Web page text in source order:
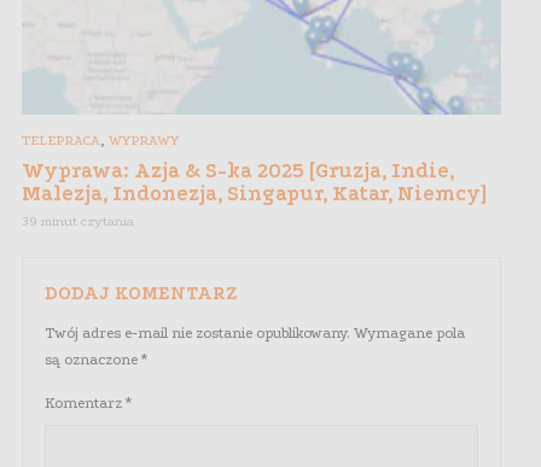
TELEPRACA, WYPRAWY
Wyprawa: Azja & S-ka 2025 [Gruzja, Indie,
Malezja, Indonezja, Singapur, Katar, Niemcy]
39 minut czytania
DODAJ KOMENTARZ
Twój adres e-mail nie zostanie opublikowany. Wymagane pola
są oznaczone *
Komentarz *